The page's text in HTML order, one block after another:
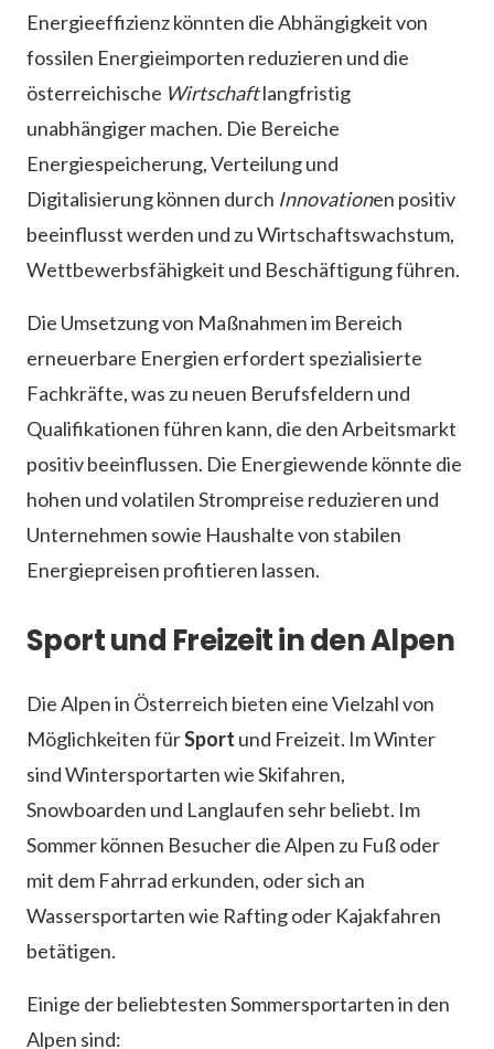
Energieeffizienz könnten die Abhängigkeit von
fossilen Energieimporten reduzieren und die
österreichische Wirtschaftlangfristig
unabhängiger machen. Die Bereiche
Energiespeicherung, Verteilung und
Digitalisierung können durch Innovationen positiv
beeinflusst werden und zu Wirtschaftswachstum,
Wettbewerbsfähigkeit und Beschäftigung führen.
Die Umsetzung von Maßnahmen im Bereich
erneuerbare Energien erfordert spezialisierte
Fachkräfte, was zu neuen Berufsfeldern und
Qualifikationen führen kann, die den Arbeitsmarkt
positiv beeinflussen. Die Energiewende könnte die
hohen und volatilen Strompreise reduzieren und
Unternehmen sowie Haushalte von stabilen
Energiepreisen profitieren lassen.
Sport und Freizeit in den Alpen
Die Alpen in Österreich bieten eine Vielzahl von
Möglichkeiten fürSport und Freizeit. Im Winter
sind Wintersportarten wie Skifahren,
Snowboarden und Langlaufen sehr beliebt. Im
Sommer können Besucher die Alpen zu Fuß oder
mit dem Fahrrad erkunden, oder sich an
Wassersportarten wie Rafting oder Kajakfahren
betätigen.
Einige der beliebtesten Sommersportarten in den
Alpen sind: